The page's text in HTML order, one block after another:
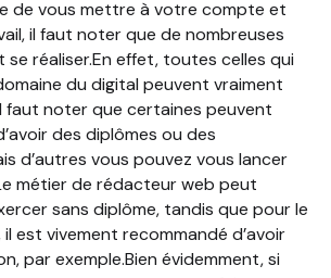
de vous mettre à votre compte et
il faut noter que de nombreuses
réaliser.En effet, toutes celles qui
du digital peuvent vraiment
faut noter que certaines peuvent
des diplômes ou des
d’autres vous pouvez vous lancer
métier de rédacteur web peut
sans diplôme, tandis que pour le
est vivement recommandé d’avoir
par exemple.Bien évidemment, si